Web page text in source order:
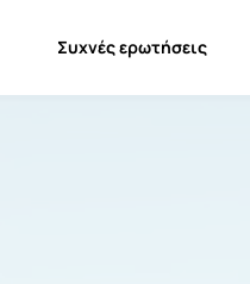
Συχνές ερωτήσεις